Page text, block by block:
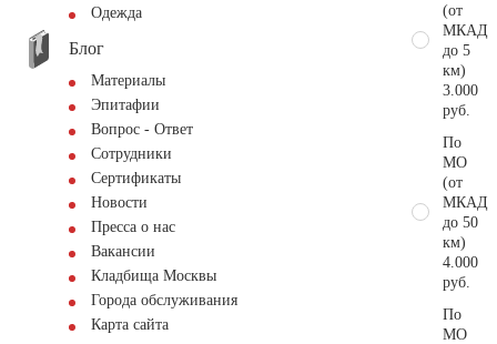
Одежда
Блог
Материалы
Эпитафии
Вопрос - Ответ
Сотрудники
Сертификаты
Новости
Пресса о нас
Вакансии
Кладбища Москвы
Города обслуживания
Карта сайта
(от
МКАД
до 5
км)
3.000
руб.
По
МО
(от
МКАД
до 50
км)
4.000
руб.
По
МО